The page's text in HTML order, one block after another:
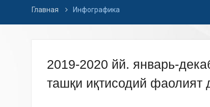
Главная Инфографика
2019-2020 йй. январь-
ташқи иқтисодий фаолият